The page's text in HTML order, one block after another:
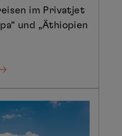
im Privatjet
und „Äthiopien